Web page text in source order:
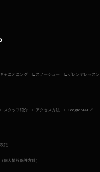
キャニオニング スノーシュー ゲレンデレッスン
スタッフ紹介 アクセス方法 GoogleMAP↗︎
記
個人情報保護方針）